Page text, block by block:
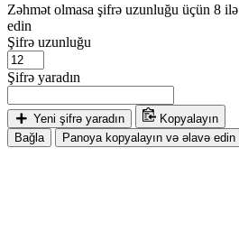
Zəhmət olmasa şifrə uzunluğu üçün 8
edin
Şifrə uzunluğu
Şifrə yaradın
Yeni şifrə yaradın
Kopyalayın
Bağla
Panoya kopyalayın və əlavə edin